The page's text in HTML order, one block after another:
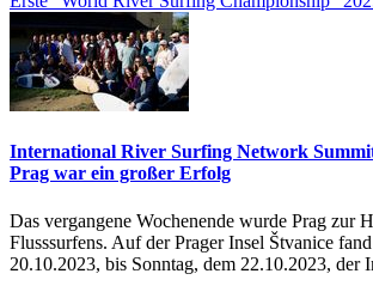
International River Surfing Network
Prag war ein großer Erfolg
Das vergangene Wochenende wurde Prag zur
Flusssurfens. Auf der Prager Insel Štvanice
20.10.2023, bis Sonntag, dem 22.10.2023, der